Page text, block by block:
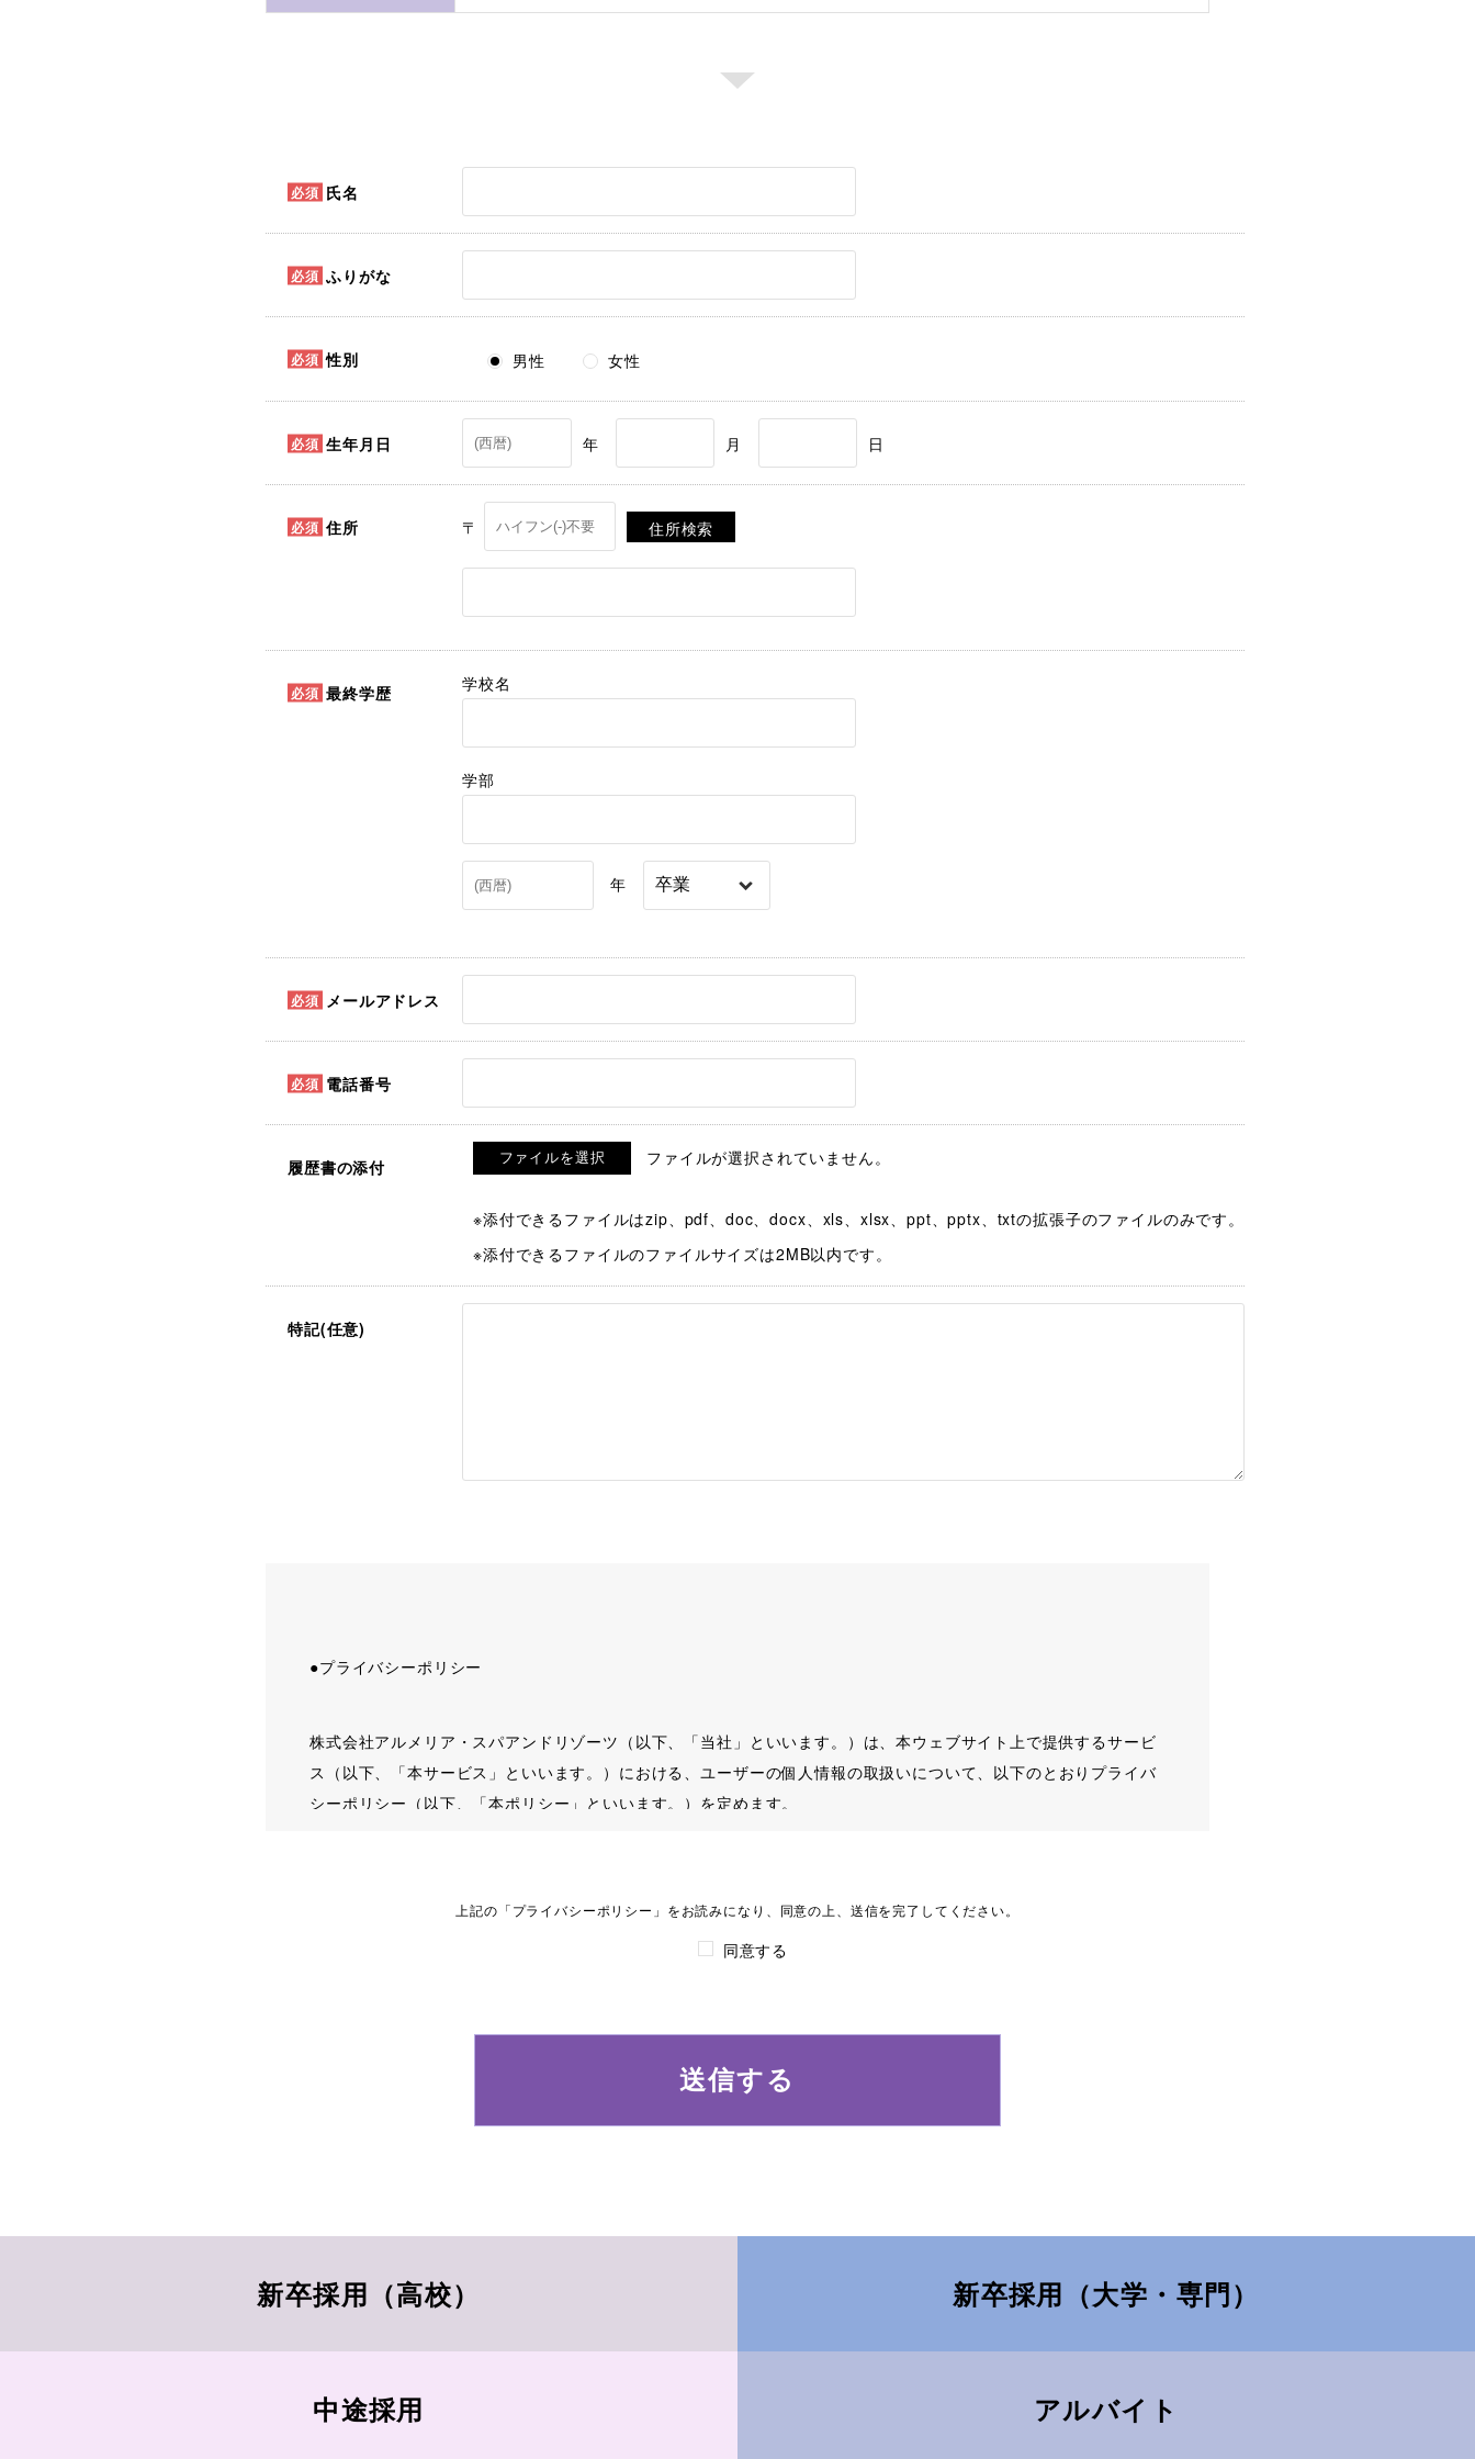
氏名
ふりがな
性別 男性 女性
生年月日 年 月 日
住所 〒 住所検索
最終学歴 学校名
学部
年
メールアドレス
電話番号
履歴書の添付 ファイルが選択されていません。
※添付できるファイルはzip、pdf、doc、docx、xls、xlsx、ppt、pptx、txtの拡張子のファイルのみです。
※添付できるファイルのファイルサイズは2MB以内です。
特記(任意)
●プライバシーポリシー
株式会社アルメリア・スパアンドリゾーツ（以下、「当社」といいます。）は、本ウェブサイト上で提供するサービ
ス（以下、「本サービス」といいます。）における、ユーザーの個人情報の取扱いについて、以下のとおりプライバ
シーポリシー（以下、「本ポリシー」といいます。）を定めます。
「個人情報」とは、個人情報保護法にいう「個人情報」を指すものとし、生存する個人に関する情報であって、当該
でなされたユーザーの個人情報を含む取引記録や決済に関する情報を、当社の提携先（情報提供元、広告主、広告配
信先などを含みます。以下、｢提携先｣といいます。）などから収集することがあります。
第3条（個人情報を収集・利用する目的）
上記の「プライバシーポリシー」をお読みになり、同意の上、送信を完了してください。
同意する
新卒採用（高校） 新卒採用（大学・専門）
中途採用 アルバイト